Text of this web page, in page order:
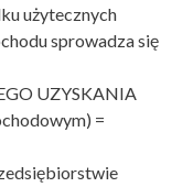
użytecznych
sprowadza się
UZYSKANIA
=